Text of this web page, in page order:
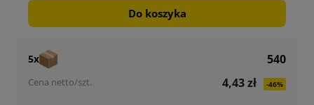
Do koszyka
5x
540
4,43 zł
-46%